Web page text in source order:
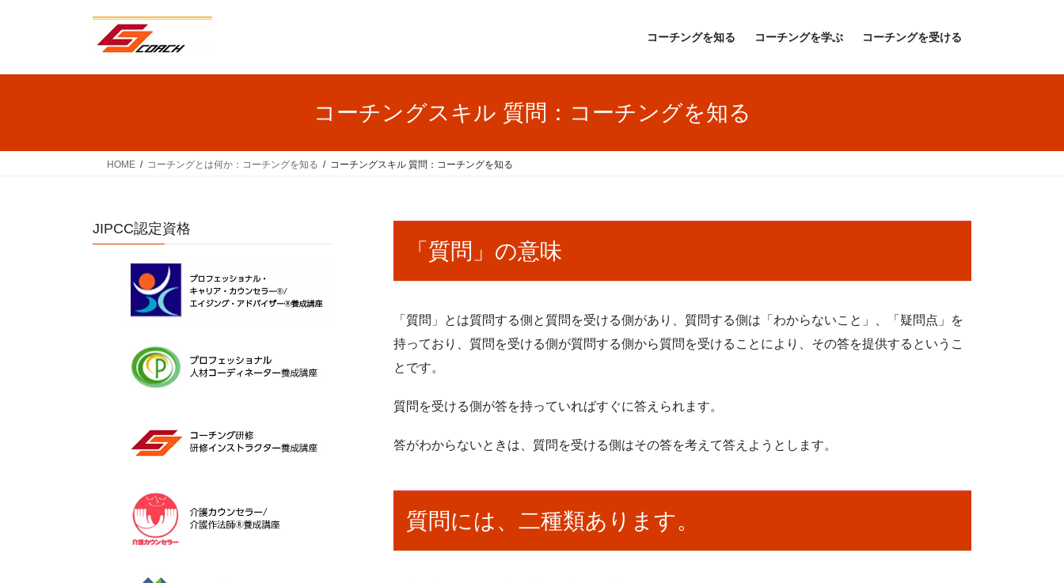
コーチングを知る コーチングを学ぶ コーチングを受ける
コーチングスキル 質問：コーチングを知る
HOME コーチングとは何か：コーチングを知る コーチングスキル 質問：コーチングを知る
「質問」の意味
「質問」とは質問する側と質問を受ける側があり、質問する側は「わからないこと」、「疑問点」を
持っており、質問を受ける側が質問する側から質問を受けることにより、その答を提供するというこ
とです。
質問を受ける側が答を持っていればすぐに答えられます。
答がわからないときは、質問を受ける側はその答を考えて答えようとします。
質問には、二種類あります。
JIPCC認定資格